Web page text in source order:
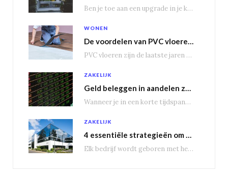
Ben je toe aan een upgrade in je keuken? Dan is een Amerikaanse koelkast misschien…
WONEN
De voordelen van PVC vloeren in vergelijking met houten vloeren
PVC vloeren zijn de laatste jaren steeds populairder geworden, en dat is niet zonder reden.…
ZAKELIJK
Geld beleggen in aandelen zorgt voor een passief inkomen
Wanneer je in een korte tijdspanne behoorlijke winst wil maken, is het geen slecht idee…
ZAKELIJK
4 essentiële strategieën om bedrijfsuitbreiding te genereren
Elk bedrijf wordt geboren met het doel groot te worden, om nieuwe markten te veroveren.…